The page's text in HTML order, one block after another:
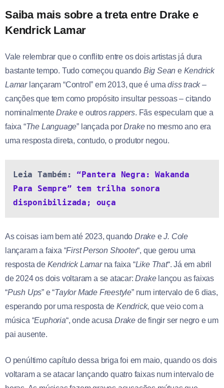
Saiba mais sobre a treta entre Drake e
Kendrick Lamar
Vale relembrar que o conflito entre os dois artistas já dura
bastante tempo. Tudo começou quando Big Sean e Kendrick
Lamarlançaram “Control” em 2013, que é umadiss track–
canções que tem como propósito insultar pessoas – citando
nominalmenteDrakee outrosrappers. Fãs especulam que a
faixa “The Language” lançada porDrake no mesmo ano era
uma resposta direta, contudo, o produtor negou.
Leia Também: “Pantera Negra: Wakanda
Para Sempre” tem trilha sonora
disponibilizada; ouça
As coisas iam bem até 2023, quando Drake eJ. Cole
lançaram a faixa “First Person Shooter“, que gerou uma
resposta de Kendrick Lamarna faixa “Like That“. Já em abril
de 2024 os dois voltaram a se atacar:Drake lançou as faixas
“Push Ups” e “Taylor Made Freestyle” num intervalo de 6 dias,
esperando por uma resposta deKendrick, que veio com a
música “Euphoria“, onde acusaDrake de fingir ser negro e um
pai ausente.
O penúltimo capítulo dessa briga foi em maio, quando os dois
voltaram a se atacar lançando quatro faixas num intervalo de